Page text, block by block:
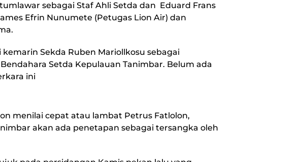
sebagai Staf Ahli Setda dan Eduard Frans
Efrin Nunumete (Petugas Lion Air) dan
Sekda Ruben Mariollkosu sebagai
Setda Kepulauan Tanimbar. Belum ada
ini
menilai cepat atau lambat Petrus Fatlolon,
akan ada penetapan sebagai tersangka oleh